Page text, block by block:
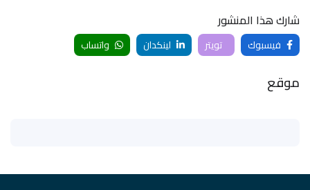
شارك هذا المنشور
فيسبوك تويتر لينكدان واتساب
موقع